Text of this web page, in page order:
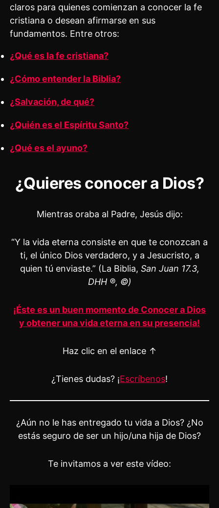
claros para quienes comienzan a conocer la fe
cristiana o desean afirmarse en sus
fundamentos. Entre otros:
¿Qué es la fe cristiana?
¿Cómo entender la Biblia?
¿Salvación, de qué?
¿Quién es el Espíritu Santo?
¿Qué es el ayuno?
¿Quieres conocer a Dios?
Mientras oraba al Padre, Jesús dijo:
“Y la vida eterna consiste en que te conozcan a
ti, el único Dios verdadero, y a Jesucristo, a
quien tú enviaste.” (La Biblia, San Juan 17.3,
DHH ®, ©)
¡Éste es un buen momento de Conocer a Dios
y obtener una vida eterna en su presencia!
Haz clic en el enlace ↑
¿Tienes dudas? ¡Escríbenos!
¿Aún no le has entregado tu vida a Dios? ¿No
estás seguro de ser un hijo/una hija de Dios?
Te invitamos a ver este vídeo: